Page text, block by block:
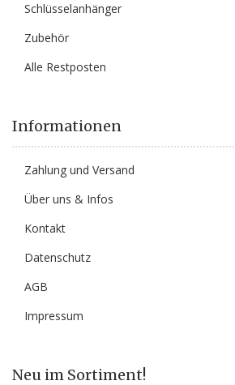
Schlüsselanhänger
Zubehör
Alle Restposten
Informationen
Zahlung und Versand
Über uns & Infos
Kontakt
Datenschutz
AGB
Impressum
Neu im Sortiment!